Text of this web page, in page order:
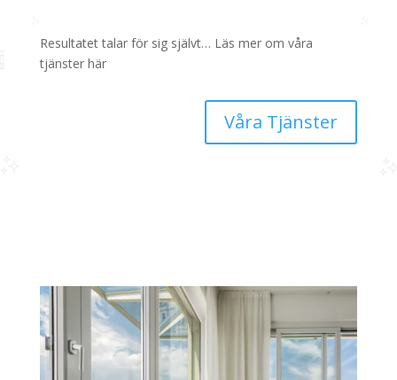
Resultatet talar för sig självt… Läs mer om våra
tjänster här
Våra Tjänster